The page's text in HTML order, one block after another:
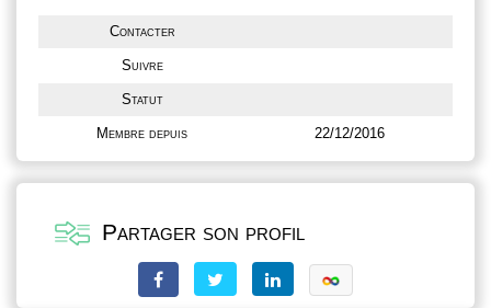
Contacter
Suivre
Statut
Membre depuis 22/12/2016
Partager son profil